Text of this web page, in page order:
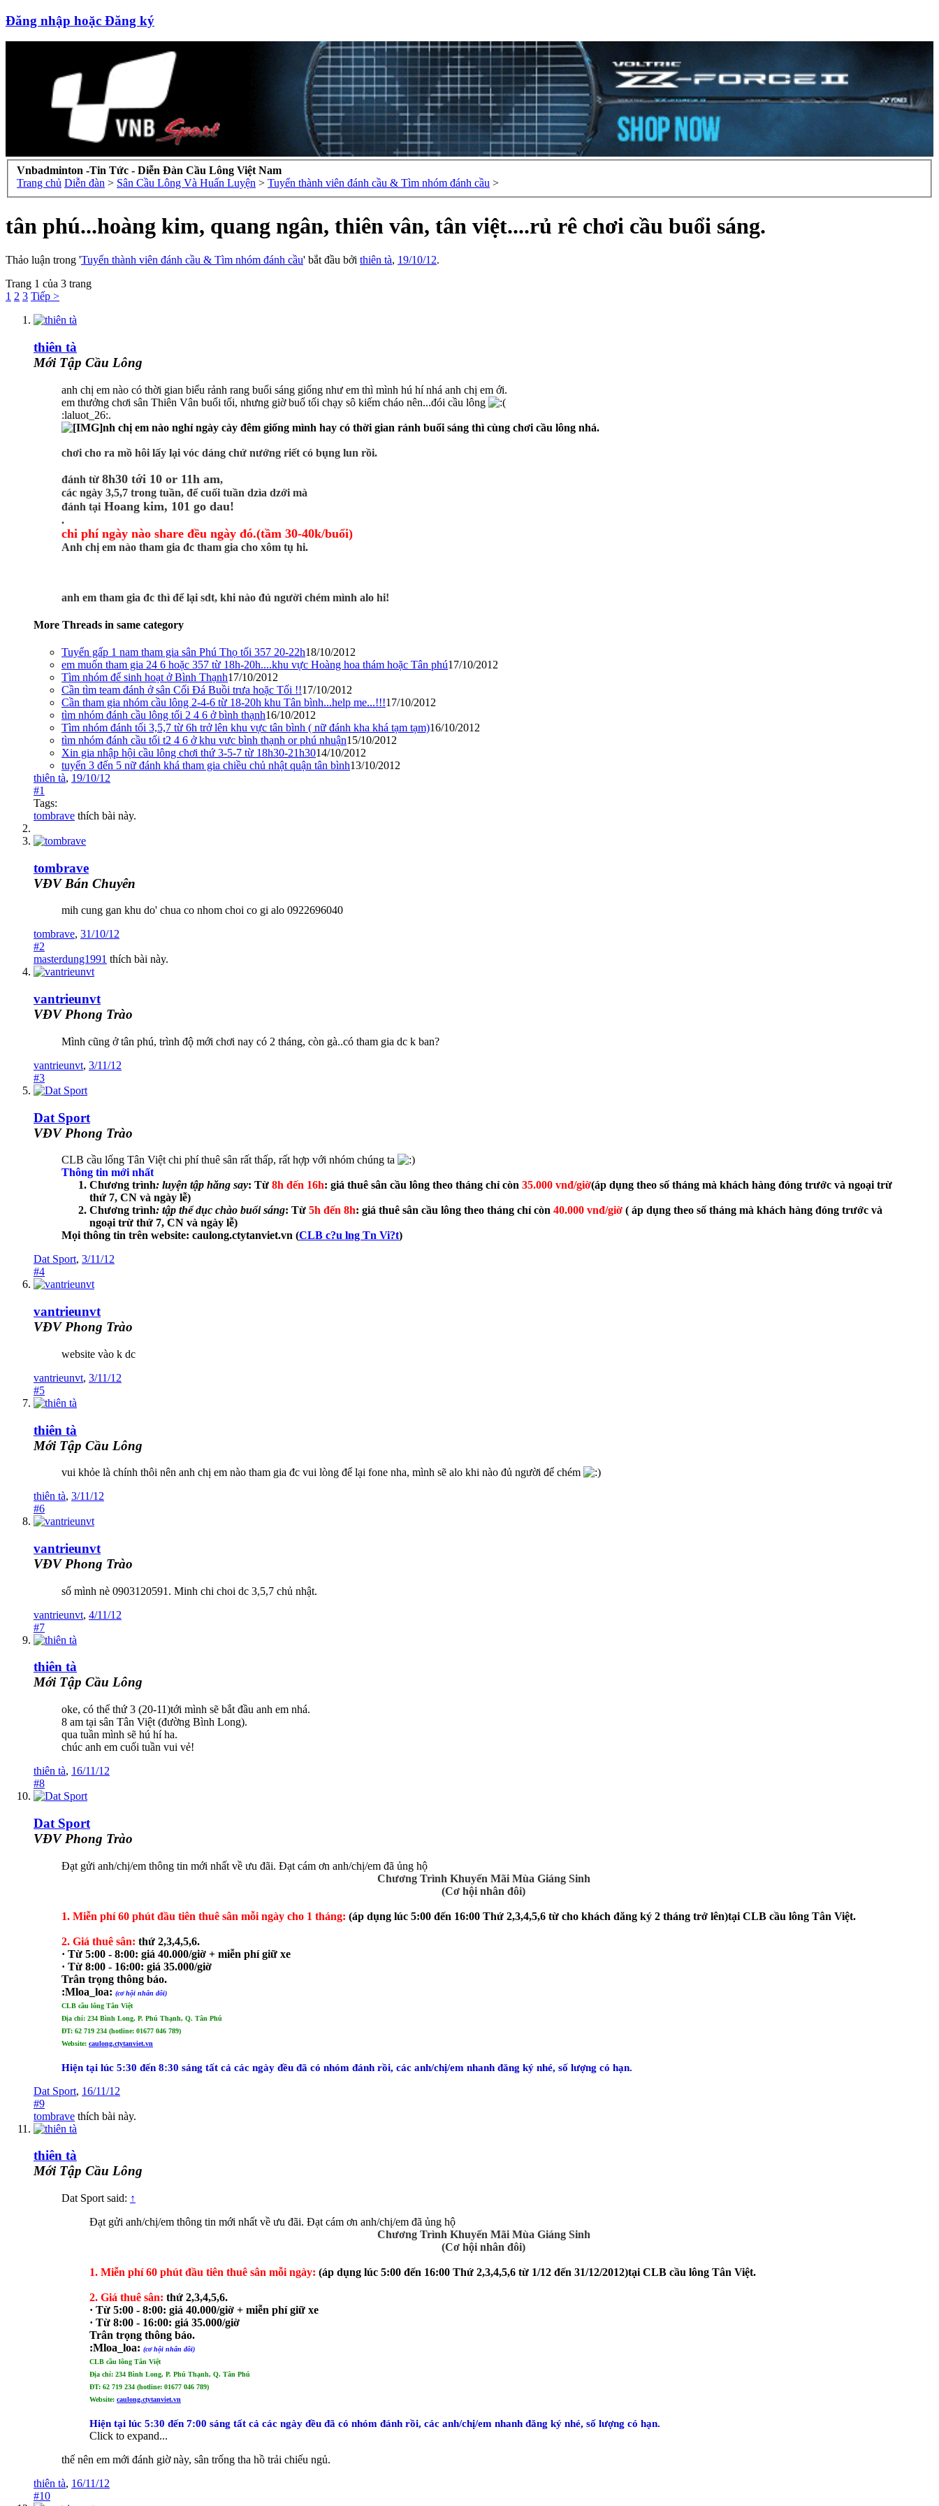
Đăng nhập hoặc Đăng ký
Vnbadminton -Tin Tức - Diễn Đàn Cầu Lông Việt Nam
Trang chủ Diễn đàn > Sân Cầu Lông Và Huấn Luyện > Tuyển thành viên đánh cầu & Tìm nhóm đánh cầu >
tân phú...hoàng kim, quang ngân, thiên vân, tân việt....rủ rê chơi cầu buổi sáng.
Thảo luận trong 'Tuyển thành viên đánh cầu & Tìm nhóm đánh cầu' bắt đầu bởi thiên tà, 19/10/12.
Trang 1 của 3 trang
1 2 3 Tiếp >
thiên tà
Mới Tập Cầu Lông
anh chị em nào có thời gian biểu rảnh rang buổi sáng giống như em thì mình hú hí nhá anh chị em ới.
em thưởng chơi sân Thiên Vân buổi tối, nhưng giờ buổ tối chạy sô kiếm cháo nên...đói cầu lông
:laluot_26:.
nh chị em nào nghỉ ngày cày đêm giống mình hay có thời gian rảnh buổi sáng thì cùng chơi cầu lông nhá.
chơi cho ra mồ hôi lấy lại vóc dáng chứ nướng riết có bụng lun rồi.
đánh từ 8h30 tới 10 or 11h am,
các ngày 3,5,7 trong tuần, để cuối tuần dzìa dzới mà
đánh tại Hoang kim, 101 go dau!
.
chi phí ngày nào share đều ngày đó.(tầm 30-40k/buổi)
Anh chị em nào tham gia đc tham gia cho xôm tụ hi.
anh em tham gia đc thì để lại sdt, khi nào đủ người chém mình alo hi!
More Threads in same category
Tuyển gấp 1 nam tham gia sân Phú Thọ tối 357 20-22h18/10/2012
em muốn tham gia 24 6 hoặc 357 từ 18h-20h....khu vực Hoàng hoa thám hoặc Tân phú17/10/2012
Tìm nhóm để sinh hoạt ở Bình Thạnh17/10/2012
Cần tìm team đánh ở sân Cối Đá Buồi trưa hoặc Tối !!17/10/2012
Cần tham gia nhóm cầu lông 2-4-6 từ 18-20h khu Tân bình...help me...!!!17/10/2012
tìm nhóm đánh cầu lông tối 2 4 6 ở bình thạnh16/10/2012
Tìm nhóm đánh tối 3,5,7 từ 6h trở lên khu vực tân bình ( nữ đánh kha khá tạm tạm)16/10/2012
tìm nhóm đánh cầu tối t2 4 6 ở khu vưc bình thạnh or phú nhuận15/10/2012
Xin gia nhập hội cầu lông chơi thứ 3-5-7 từ 18h30-21h3014/10/2012
tuyển 3 đến 5 nữ đánh khá tham gia chiều chủ nhật quận tân bình13/10/2012
thiên tà, 19/10/12
#1
Tags:
tombrave thích bài này.
tombrave
VĐV Bán Chuyên
mih cung gan khu do' chua co nhom choi co gi alo 0922696040
tombrave, 31/10/12
#2
masterdung1991 thích bài này.
vantrieunvt
VĐV Phong Trào
Mình cũng ở tân phú, trình độ mới chơi nay có 2 tháng, còn gà..có tham gia dc k ban?
vantrieunvt, 3/11/12
#3
Dat Sport
VĐV Phong Trào
CLB cầu lống Tân Việt chi phí thuê sân rất thấp, rất hợp với nhóm chúng ta
Thông tin mới nhất
Chương trình: luyện tập hăng say: Từ 8h đến 16h: giá thuê sân cầu lông theo tháng chỉ còn 35.000 vnđ/giờ(áp dụng theo số tháng mà khách hàng đóng trước và ngoại trừ
thứ 7, CN và ngày lễ)
Chương trình: tập thể dục chào buổi sáng: Từ 5h đến 8h: giá thuê sân cầu lông theo tháng chỉ còn 40.000 vnđ/giờ ( áp dụng theo số tháng mà khách hàng đóng trước và
ngoại trừ thứ 7, CN và ngày lễ)
Mọi thông tin trên website: caulong.ctytanviet.vn (CLB c?u lng Tn Vi?t)
Dat Sport, 3/11/12
#4
vantrieunvt
VĐV Phong Trào
website vào k dc
vantrieunvt, 3/11/12
#5
thiên tà
Mới Tập Cầu Lông
vui khỏe là chính thôi nên anh chị em nào tham gia đc vui lòng để lại fone nha, mình sẽ alo khi nào đủ người để chém
thiên tà, 3/11/12
#6
vantrieunvt
VĐV Phong Trào
số mình nè 0903120591. Minh chi choi dc 3,5,7 chủ nhật.
vantrieunvt, 4/11/12
#7
thiên tà
Mới Tập Cầu Lông
oke, có thể thứ 3 (20-11)tới mình sẽ bắt đầu anh em nhá.
8 am tại sân Tân Việt (đường Bình Long).
qua tuần mình sẽ hú hí ha.
chúc anh em cuối tuần vui vẻ!
thiên tà, 16/11/12
#8
Dat Sport
VĐV Phong Trào
Đạt gửi anh/chị/em thông tin mới nhất về ưu đãi. Đạt cám ơn anh/chị/em đã ủng hộ
Chương Trình Khuyến Mãi Mùa Giáng Sinh
(Cơ hội nhân đôi)
1. Miễn phí 60 phút đầu tiên thuê sân mỗi ngày cho 1 tháng: (áp dụng lúc 5:00 đến 16:00 Thứ 2,3,4,5,6 từ cho khách đăng ký 2 tháng trở lên)tại CLB cầu lông Tân Việt.
2. Giá thuê sân: thứ 2,3,4,5,6.
· Từ 5:00 - 8:00: giá 40.000/giờ + miễn phí giữ xe
· Từ 8:00 - 16:00: giá 35.000/giờ
Trân trọng thông báo.
:Mloa_loa: (cơ hội nhân đôi)
CLB cầu lông Tân Việt
Địa chỉ: 234 Bình Long, P. Phú Thạnh, Q. Tân Phú
ĐT: 62 719 234 (hotline: 01677 046 789)
Website: caulong.ctytanviet.vn
Hiện tại lúc 5:30 đến 8:30 sáng tất cả các ngày đều đã có nhóm đánh rồi, các anh/chị/em nhanh đăng ký nhé, số lượng có hạn.
Dat Sport, 16/11/12
#9
tombrave thích bài này.
thiên tà
Mới Tập Cầu Lông
Dat Sport said: ↑
Đạt gửi anh/chị/em thông tin mới nhất về ưu đãi. Đạt cám ơn anh/chị/em đã ủng hộ
Chương Trình Khuyến Mãi Mùa Giáng Sinh
(Cơ hội nhân đôi)
1. Miễn phí 60 phút đầu tiên thuê sân mỗi ngày: (áp dụng lúc 5:00 đến 16:00 Thứ 2,3,4,5,6 từ 1/12 đến 31/12/2012)tại CLB cầu lông Tân Việt.
2. Giá thuê sân: thứ 2,3,4,5,6.
· Từ 5:00 - 8:00: giá 40.000/giờ + miễn phí giữ xe
· Từ 8:00 - 16:00: giá 35.000/giờ
Trân trọng thông báo.
:Mloa_loa: (cơ hội nhân đôi)
CLB cầu lông Tân Việt
Địa chỉ: 234 Bình Long, P. Phú Thạnh, Q. Tân Phú
ĐT: 62 719 234 (hotline: 01677 046 789)
Website: caulong.ctytanviet.vn
Hiện tại lúc 5:30 đến 7:00 sáng tất cả các ngày đều đã có nhóm đánh rồi, các anh/chị/em nhanh đăng ký nhé, số lượng có hạn.
Click to expand...
thế nên em mới đánh giờ này, sân trống tha hồ trải chiếu ngủ.
thiên tà, 16/11/12
#10